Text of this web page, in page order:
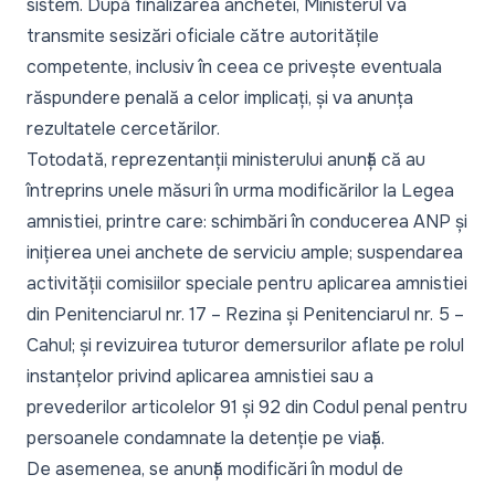
transmite sesizări oficiale către autoritățile
competente, inclusiv în ceea ce privește eventuala
răspundere penală a celor implicați, și va anunța
rezultatele cercetărilor.
Totodată, reprezentanții ministerului anunță că au
întreprins unele măsuri în urma modificărilor la Legea
amnistiei, printre care: schimbări în conducerea ANP și
inițierea unei anchete de serviciu ample; suspendarea
activității comisiilor speciale pentru aplicarea amnistiei
din Penitenciarul nr. 17 – Rezina și Penitenciarul nr. 5 –
Cahul; și revizuirea tuturor demersurilor aflate pe rolul
instanțelor privind aplicarea amnistiei sau a
prevederilor articolelor 91 și 92 din Codul penal pentru
persoanele condamnate la detenție pe viață.
De asemenea, se anunță modificări în modul de